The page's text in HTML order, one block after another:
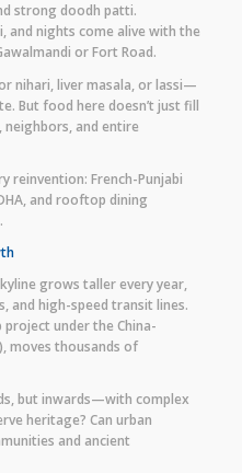
strong doodh patti.
and nights come alive with the
or Fort Road.
nihari, liver masala, or lassi—
But food here doesn’t just fill
and entire
reinvention: French-Punjabi
and rooftop dining
grows taller every year,
and high-speed transit lines.
under the China-
moves thousands of
but inwards—with complex
heritage? Can urban
and ancient